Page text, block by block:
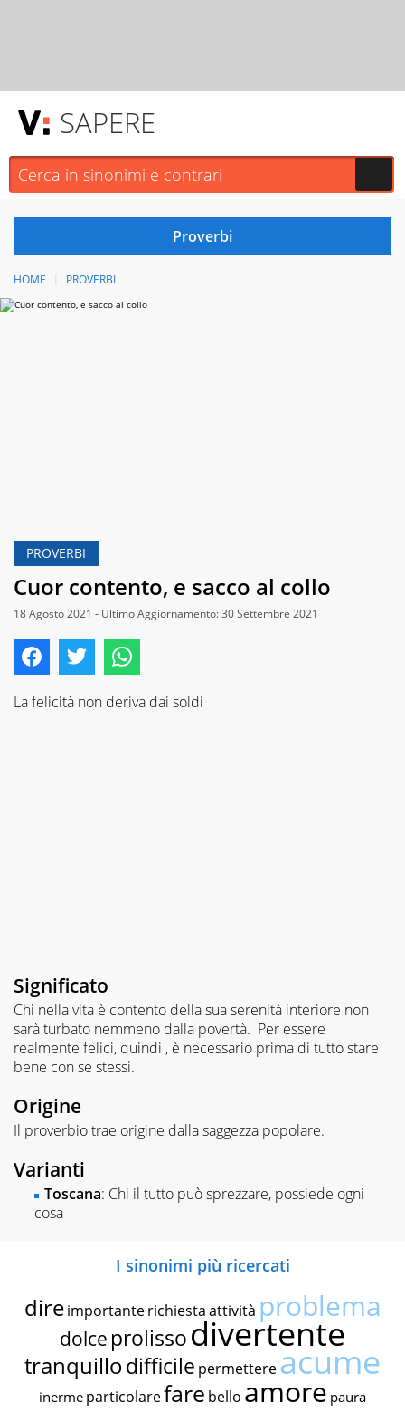
SAPERE
HOME PROVERBI
PROVERBI
Cuor contento, e sacco al collo
18 Agosto 2021 - Ultimo Aggiornamento: 30 Settembre 2021
La felicità non deriva dai soldi
Significato
Chi nella vita è contento della sua serenità interiore non
sarà turbato nemmeno dalla povertà. Per essere
realmente felici, quindi , è necessario prima di tutto stare
bene con se stessi.
Origine
Il proverbio trae origine dalla saggezza popolare.
Varianti
Toscana: Chi il tutto può sprezzare, possiede ogni
cosa
I sinonimi più ricercati
dire importante richiestaattività problema
dolce prolissodivertente
tranquillodifficile permettereacume
inerme particolarefare bello amore paura